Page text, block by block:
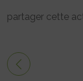
partager cette